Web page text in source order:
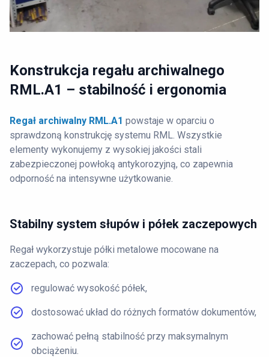
Konstrukcja regału archiwalnego
RML.A1 – stabilność i ergonomia
Regał archiwalny RML.A1 powstaje w oparciu o
sprawdzoną konstrukcję systemu RML. Wszystkie
elementy wykonujemy z wysokiej jakości stali
zabezpieczonej powłoką antykorozyjną, co zapewnia
odporność na intensywne użytkowanie.
Stabilny system słupów i półek zaczepowych
Regał wykorzystuje półki metalowe mocowane na
zaczepach, co pozwala:
regulować wysokość półek,
dostosować układ do różnych formatów dokumentów,
zachować pełną stabilność przy maksymalnym
obciążeniu.